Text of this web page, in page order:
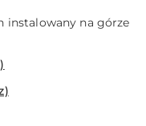
instalowany na górze